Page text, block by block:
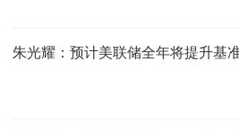
朱光耀：预计美联储全年将提升基